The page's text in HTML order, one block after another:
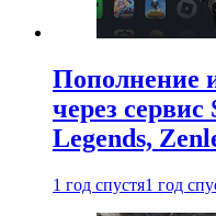
Пополнение
через
Legends,
1 год спустя1 год